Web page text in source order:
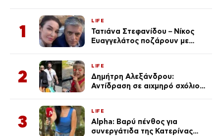
1
LIFE
Τατιάνα Στεφανίδου – Νίκος
Ευαγγελάτος ποζάρουν με
2
LIFE
Δημήτρη Αλεξάνδρου:
Αντίδραση σε αιχμηρό σχόλιο
3
LIFE
Alpha: Βαρύ πένθος για
συνεργάτιδα της Κατερίνας